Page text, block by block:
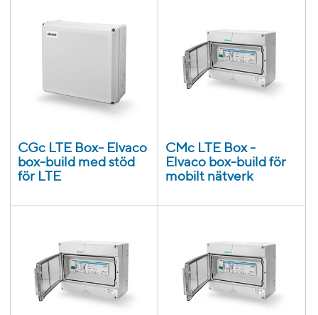
CGc LTE Box- Elvaco
box-build med stöd
för LTE
CMc LTE Box -
Elvaco box-build för
mobilt nätverk